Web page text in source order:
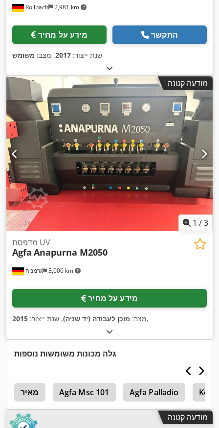
Röllbach 2,981 km
מידע על מחיר התקשר
שנת ייצור: 2017, מצב: משומש ,
מודעה קטנה
1 /3
גרמניה 3,006 km
מדפסת UV
Agfa Anapurna M2050
מידע על מחיר
מצב: מוכן לעבודה (יד שניה), שנת ייצור: 2015 ,
גלה מכונות משומשות נוספות
מאיר Agfa Msc 101 Agfa Palladio
מודעה קטנה